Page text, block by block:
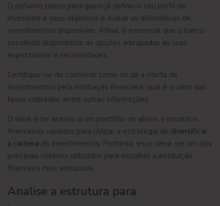
O próximo passo para quem já definiu o seu perfil de
investidor e seus objetivos é avaliar as alternativas de
investimentos disponíveis. Afinal, é essencial que o banco
escolhido disponibilize as opções adequadas às suas
expectativas e necessidades.
Certifique-se de conhecer como se dá a oferta de
investimentos pela instituição financeira, qual é o valor das
taxas cobradas, entre outras informações.
O ideal é ter acesso a um portfólio de ativos e produtos
financeiros variados para utilizar a estratégia de diversificar
a carteira de investimentos. Portanto, esse deve ser um dos
principais critérios utilizados para escolher a instituição
financeira mais adequada.
Analise a estrutura para